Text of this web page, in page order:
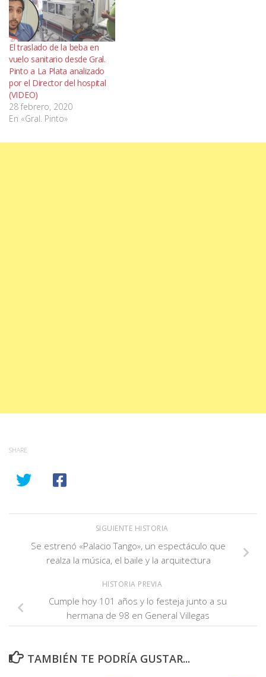
El traslado de la beba en
vuelo sanitario desde Gral.
Pinto a La Plata analizado
por el Director del hospital
(VIDEO)
28 febrero, 2020
En «Gral. Pinto»
SHARE
SIGUIENTE HISTORIA
Se estrenó «Palacio Tango», un espectáculo que
realza la música, el baile y la arquitectura
HISTORIA PREVIA
Cumple hoy 101 años y lo festeja junto a su
hermana de 98 en General Villegas
TAMBIÉN TE PODRÍA GUSTAR...